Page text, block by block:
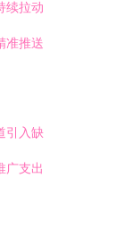
续拉动
准推送
引入缺
广支出